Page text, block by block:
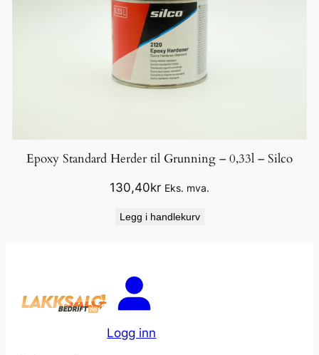
Epoxy Standard Herder til Grunning – 0,33l – Silco
130,40kr Eks. mva.
Legg i handlekurv
Logg inn